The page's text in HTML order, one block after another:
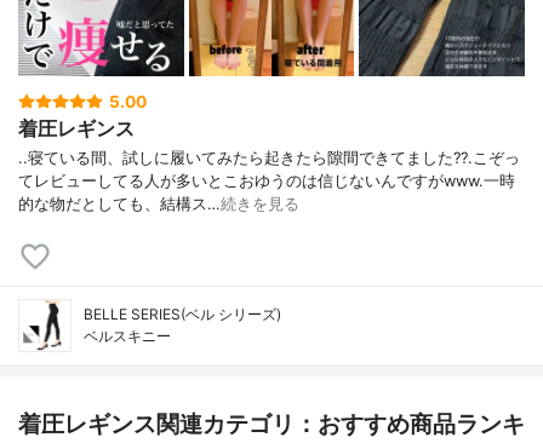
5.00
着圧レギンス
..寝ている間、試しに履いてみたら起きたら隙間できてました??.こぞっ
てレビューしてる人が多いとこおゆうのは信じないんですがwww.一時
的な物だとしても、結構ス…続きを見る
BELLE SERIES(ベル シリーズ)
ベルスキニー
着圧レギンス関連カテゴリ：おすすめ商品ランキ